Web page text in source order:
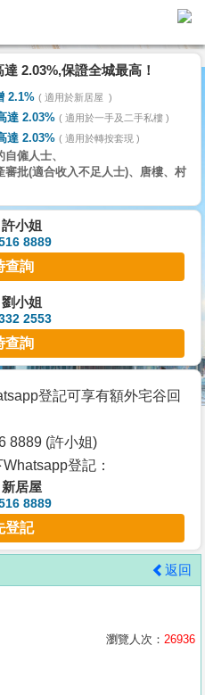
2.03%,保證全城最高！
2.1% 適用於新居屋
達 2.03% 適用於一手及二手私樓
達 2.03% 適用於轉按套現
僱人士、
審批(適合收入不足人士)、唐樓、村
許小姐
8889
查詢
劉小姐
2553
查詢
登記可享有額外宅谷回
8889 (許小姐)
登記：
新居屋
8889
登記
返回
瀏覽人次： 26936